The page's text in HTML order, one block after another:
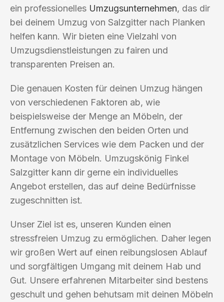
ein professionelles Umzugsunternehmen, das dir
bei deinem Umzug von Salzgitter nach Planken
helfen kann. Wir bieten eine Vielzahl von
Umzugsdienstleistungen zu fairen und
transparenten Preisen an.
Die genauen Kosten für deinen Umzug hängen
von verschiedenen Faktoren ab, wie
beispielsweise der Menge an Möbeln, der
Entfernung zwischen den beiden Orten und
zusätzlichen Services wie dem Packen und der
Montage von Möbeln. Umzugskönig Finkel
Salzgitter kann dir gerne ein individuelles
Angebot erstellen, das auf deine Bedürfnisse
zugeschnitten ist.
Unser Ziel ist es, unseren Kunden einen
stressfreien Umzug zu ermöglichen. Daher legen
wir großen Wert auf einen reibungslosen Ablauf
und sorgfältigen Umgang mit deinem Hab und
Gut. Unsere erfahrenen Mitarbeiter sind bestens
geschult und gehen behutsam mit deinen Möbeln